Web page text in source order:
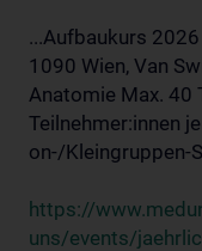
...Aufbaukurs
1090 Wien, Van
Anatomie Max. 40
Teilnehmer:innen
on-/Kleingruppen-
https://
uns/events/